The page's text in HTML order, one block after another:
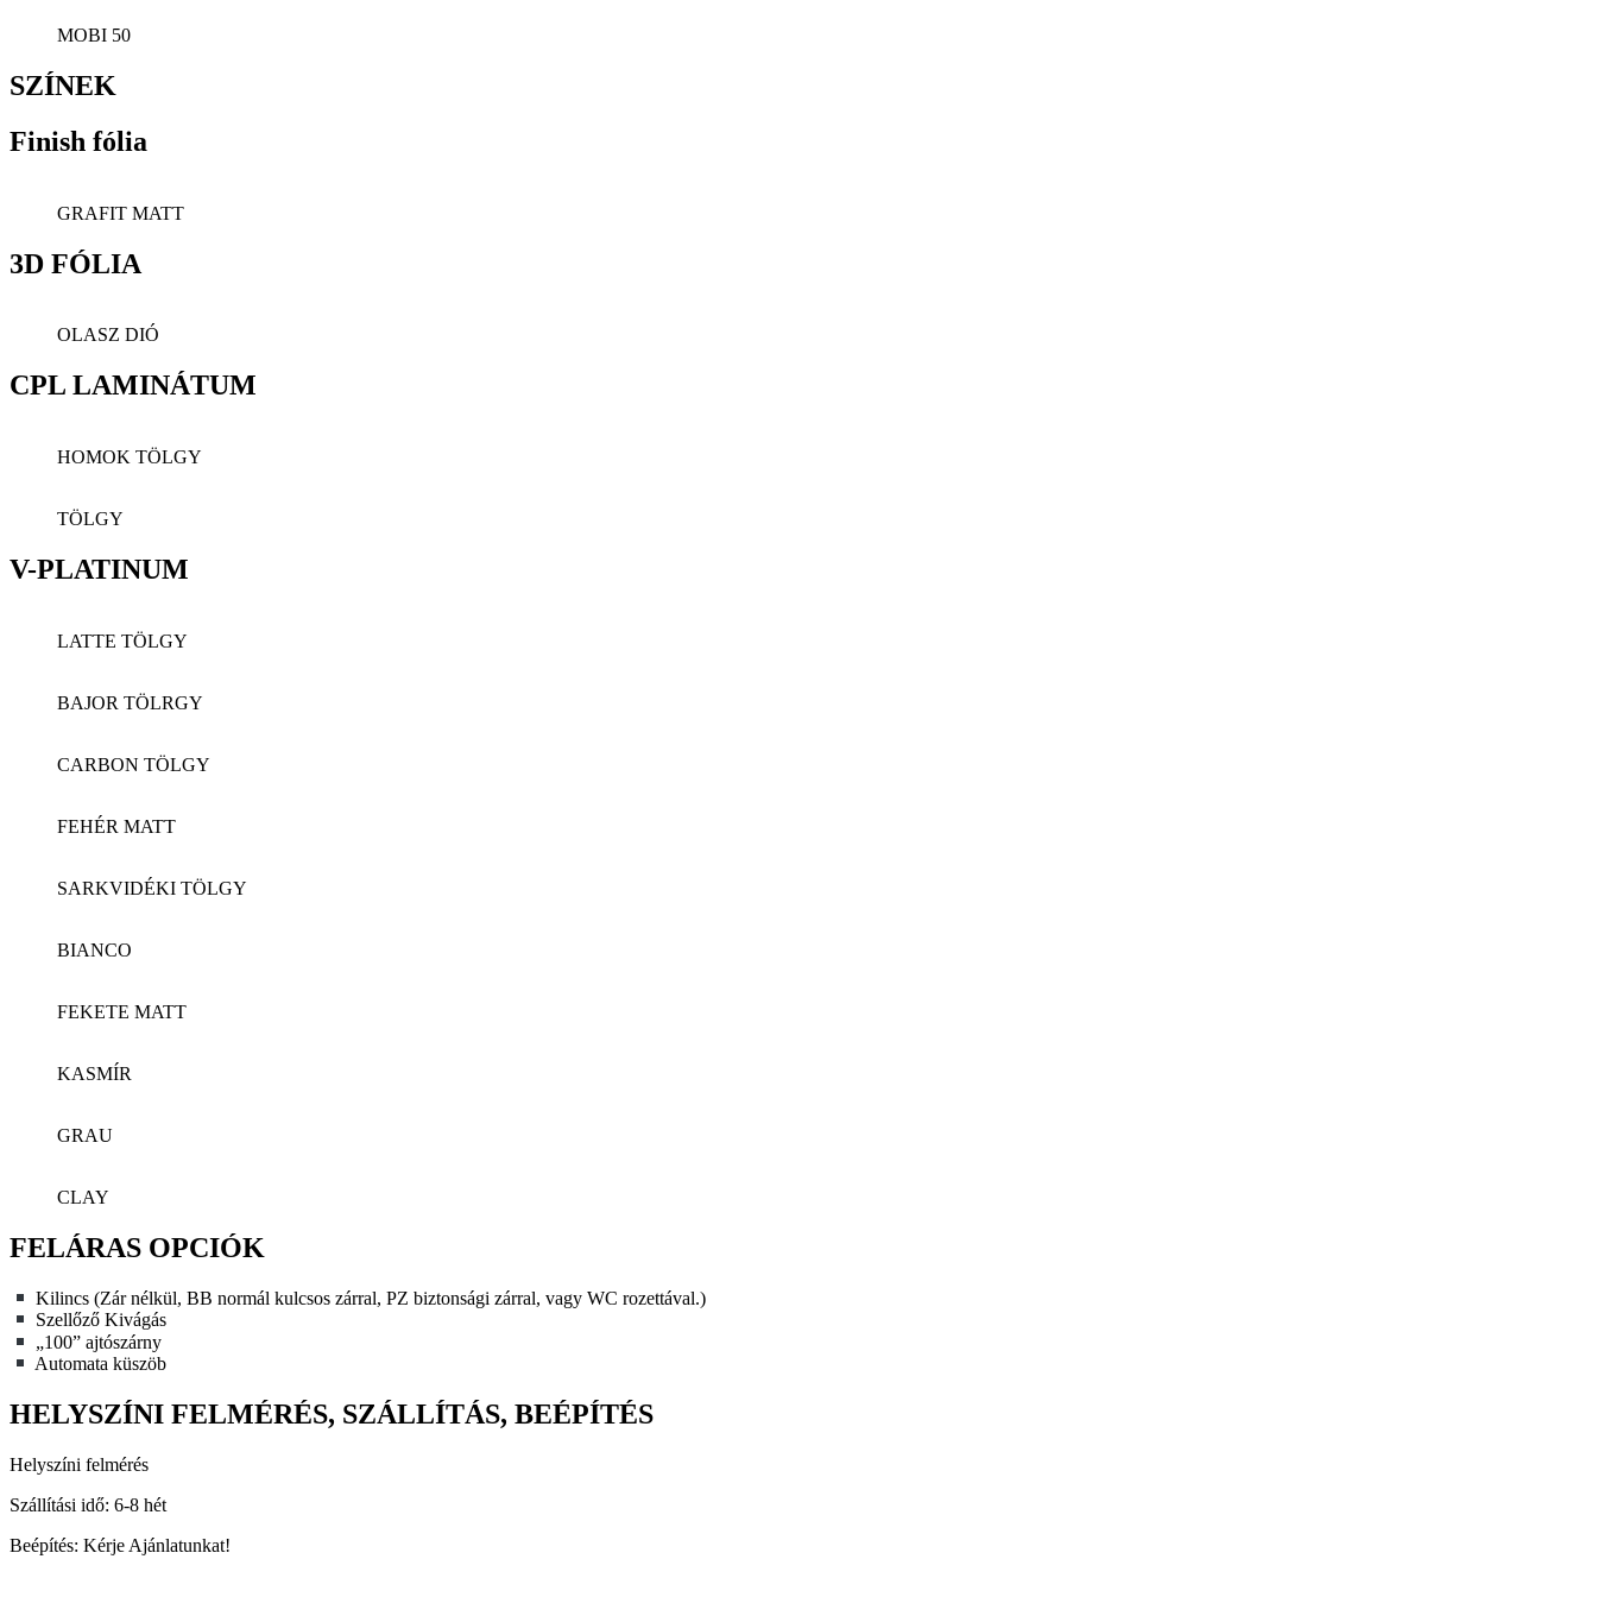
MOBI 50
SZÍNEK
Finish fólia
GRAFIT MATT
3D FÓLIA
OLASZ DIÓ
CPL LAMINÁTUM
HOMOK TÖLGY
TÖLGY
V-PLATINUM
LATTE TÖLGY
BAJOR TÖLRGY
CARBON TÖLGY
FEHÉR MATT
SARKVIDÉKI TÖLGY
BIANCO
FEKETE MATT
KASMÍR
GRAU
CLAY
FELÁRAS OPCIÓK
Kilincs (Zár nélkül, BB normál kulcsos zárral, PZ biztonsági zárral, vagy WC rozettával.)
Szellőző Kivágás
„100” ajtószárny
Automata küszöb
HELYSZÍNI FELMÉRÉS, SZÁLLÍTÁS, BEÉPÍTÉS
Helyszíni felmérés
Szállítási idő: 6-8 hét
Beépítés: Kérje Ajánlatunkat!